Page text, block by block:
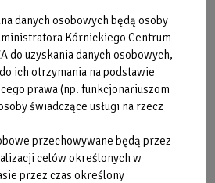
organizm do walki z różnymi
przykład obrzękami, stanami
(przede wszystkim za pomocą
stany zapalne spowodowane
w kręgosłupie) i wysiękami po
procesy odnowy tkanek i
wykorzystywana jest jako leczenie
urazach, w tym po urazach
sportu.
danych osobowych będą osoby
Kórnickiego Centrum
do uzyskania danych osobowych,
ich otrzymania na podstawie
prawa (np. funkcjonariuszom
świadczące usługi na rzecz
przechowywane będą przez
celów określonych w
przez czas określony